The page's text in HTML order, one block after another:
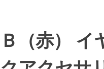
Ｂ（赤） イ